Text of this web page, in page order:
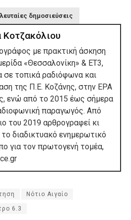
δημοσιεύσεις
Κοτζακόλιου
με πρακτική άσκηση
«Θεσσαλονίκη» & ΕΤ3,
σε τοπικά ραδιόφωνα και
της Π.Ε. Κοζάνης, στην ΕΡΑ
ενώ από το 2015 έως σήμερα
παραγωγός. Από
του 2019 αρθρογραφεί κι
το διαδικτυακό ενημερωτικό
για τον πρωτογενή τομέα,
Νότιο Αιγαίο
6.3